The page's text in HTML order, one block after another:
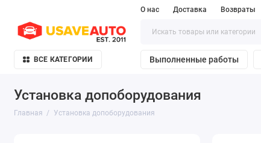
О нас Доставка Возвраты
ВСЕ КАТЕГОРИИ Выполненные работы
Установка допоборудования
Главная Установка допоборудования